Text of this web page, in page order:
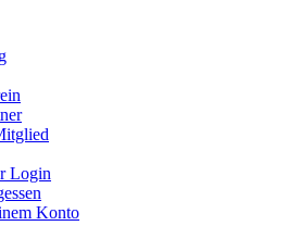
Login
Konto